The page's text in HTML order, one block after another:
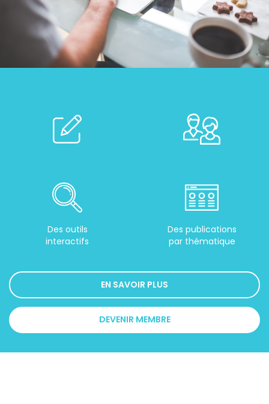
Des outils
interactifs
Des publications
par thématique
EN SAVOIR PLUS
DEVENIR MEMBRE